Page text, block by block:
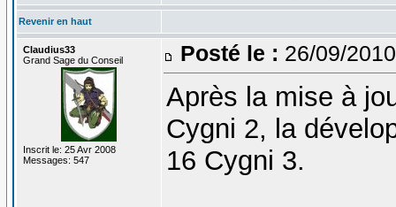
Revenir en haut
Claudius33
Grand Sage du Conseil
Inscrit le: 25 Avr 2008
Messages: 547
Posté le : 26/09/
Après la mise à
Cygni 2, la
16 Cygni 3.